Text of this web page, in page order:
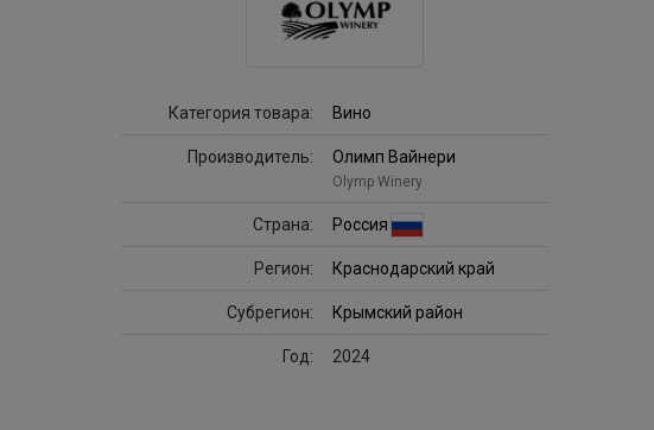
Категория товара: Вино
Производитель: Олимп Вайнери
Olymp Winery
Страна: Россия
Регион: Краснодарский край
Субрегион: Крымский район
Год: 2024